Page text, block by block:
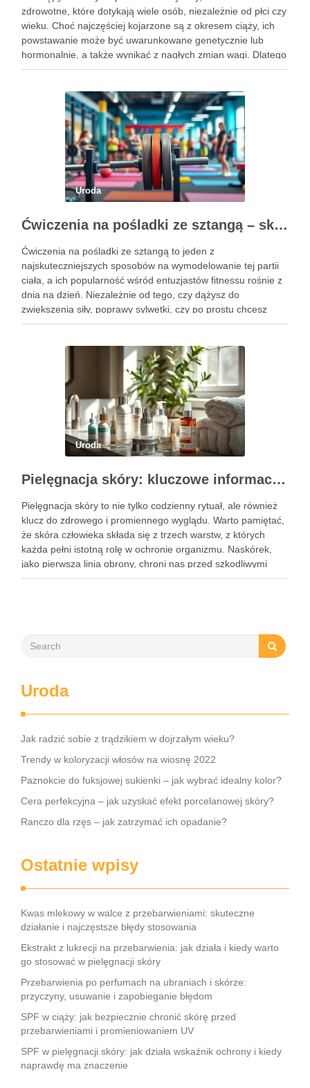
zdrowotne, które dotykają wiele osób, niezależnie od płci czy
wieku. Choć najczęściej kojarzone są z okresem ciąży, ich
powstawanie może być uwarunkowane genetycznie lub
hormonalnie, a także wynikać z nagłych zmian wagi. Dlatego
kluczowe jest, aby już od najmłodszych lat zadbać …
Uroda
Ćwiczenia na pośladki ze sztangą – skuteczne metody i techniki treningowe
Ćwiczenia na pośladki ze sztangą to jeden z
najskuteczniejszych sposobów na wymodelowanie tej partii
ciała, a ich popularność wśród entuzjastów fitnessu rośnie z
dnia na dzień. Niezależnie od tego, czy dążysz do
zwiększenia siły, poprawy sylwetki, czy po prostu chcesz
poczuć się lepiej w swoim ciele, odpowiednio dobrane
Uroda
Pielęgnacja skóry: kluczowe informacje i skuteczne metody
Pielęgnacja skóry to nie tylko codzienny rytuał, ale również
klucz do zdrowego i promiennego wyglądu. Warto pamiętać,
że skóra człowieka składa się z trzech warstw, z których
każda pełni istotną rolę w ochronie organizmu. Naskórek,
jako pierwsza linia obrony, chroni nas przed szkodliwymi
czynnikami zewnętrznymi, a nawilżająca skóra właściwa,
Uroda
Jak radzić sobie z trądzikiem w dojrzałym wieku?
Trendy w koloryzacji włosów na wiosnę 2022
Paznokcie do fuksjowej sukienki – jak wybrać idealny kolor?
Cera perfekcyjna – jak uzyskać efekt porcelanowej skóry?
Ranczo dla rzęs – jak zatrzymać ich opadanie?
Ostatnie wpisy
Kwas mlekowy w walce z przebarwieniami: skuteczne
działanie i najczęstsze błędy stosowania
Ekstrakt z lukrecji na przebarwienia: jak działa i kiedy warto
go stosować w pielęgnacji skóry
Przebarwienia po perfumach na ubraniach i skórze:
przyczyny, usuwanie i zapobieganie błędom
SPF w ciąży: jak bezpiecznie chronić skórę przed
przebarwieniami i promieniowaniem UV
SPF w pielęgnacji skóry: jak działa wskaźnik ochrony i kiedy
naprawdę ma znaczenie